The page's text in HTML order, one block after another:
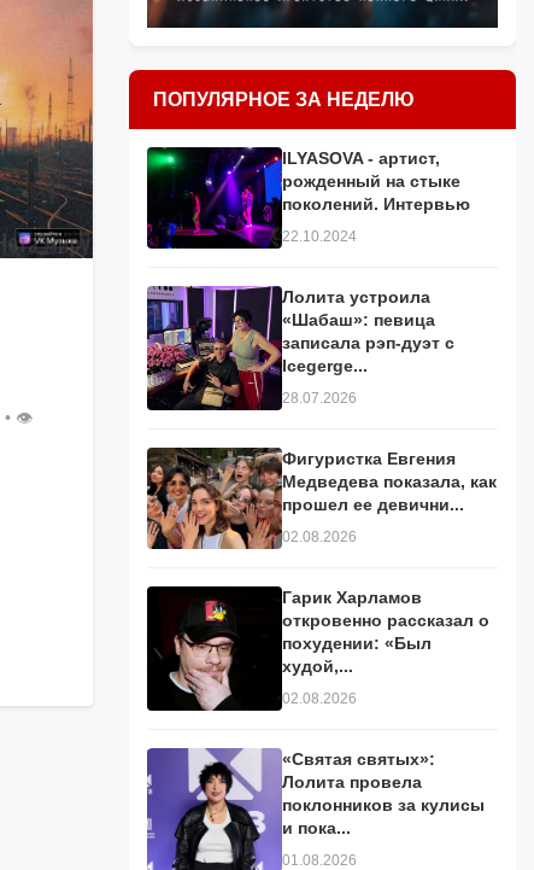
• 👁
ПОПУЛЯРНОЕ ЗА НЕДЕЛЮ
ILYASOVA - артист,
рожденный на стыке
поколений. Интервью
22.10.2024
Лолита устроила
«Шабаш»: певица
записала рэп-дуэт с
Icegerge...
28.07.2026
Фигуристка Евгения
Медведева показала, как
прошел ее девични...
02.08.2026
Гарик Харламов
откровенно рассказал о
похудении: «Был
худой,...
02.08.2026
«Святая святых»:
Лолита провела
поклонников за кулисы
и пока...
01.08.2026